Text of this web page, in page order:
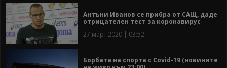
Антъни Иванов се прибра от САЩ, даде
отрицателен тест за коронавирус
27 март 2020 | 03:52
Борбата на спорта с Covid-19 (новините